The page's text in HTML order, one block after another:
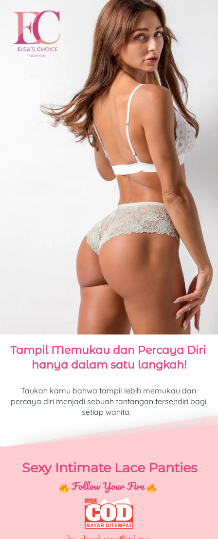
Tampil Memukau dan Percaya Diri
hanya dalam satu langkah!
Taukah kamu bahwa tampil lebih memukau dan
percaya diri menjadi sebuah tantangan tersendiri bagi
setiap wanita.
Sexy Intimate Lace Panties
Follow Your Fire